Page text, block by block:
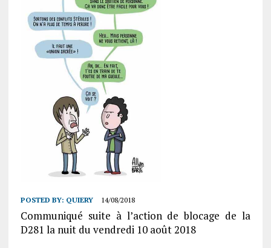
POSTED BY: QUIERY 14/08/2018
Communiqué suite à l’action de blocage de la
D281 la nuit du vendredi 10 août 2018